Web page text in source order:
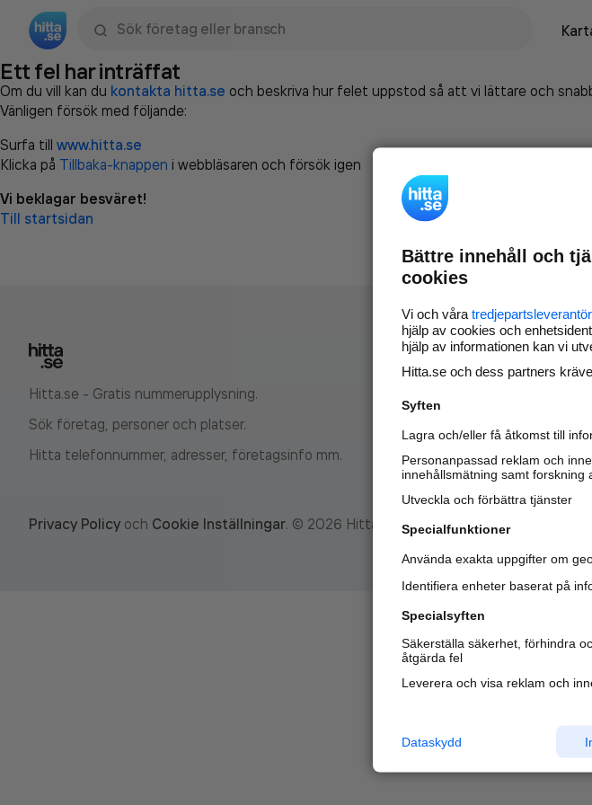
Ett fel har inträffat
Om du vill kan du kontakta hitta.se och beskriva hur felet uppstod så att vi lättare och
Vänligen försök med följande:
Surfa till www.hitta.se
Klicka på Tillbaka-knappen i webbläsaren och försök igen
Vi beklagar besväret!
Till startsidan
Hitta.se - Gratis nummerupplysning.
Sök företag, personer och platser.
Hitta telefonnummer, adresser, företagsinfo mm.
Läs
Privacy Policy och Cookie Inställningar. © 2026 Hitta.se
Bättre innehåll och
cookies
Vi och våra
hjälp av cookies och
hjälp av informationen kan vi
Hitta.se och dess partners
Syften
Lagra och/eller få åtkomst till
Personanpassad reklam och
innehållsmätning samt forskning
Utveckla och förbättra tjänster
Specialfunktioner
Använda exakta uppgifter om
Identifiera enheter baserat på
Specialsyften
Säkerställa säkerhet, förhindra
åtgärda fel
Leverera och visa reklam och
Dataskydd